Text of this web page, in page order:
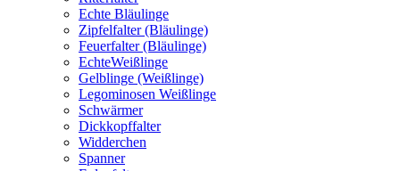
Echte Bläulinge
Zipfelfalter (Bläulinge)
Feuerfalter (Bläulinge)
EchteWeißlinge
Gelblinge (Weißlinge)
Legominosen Weißlinge
Schwärmer
Dickkopffalter
Widderchen
Spanner